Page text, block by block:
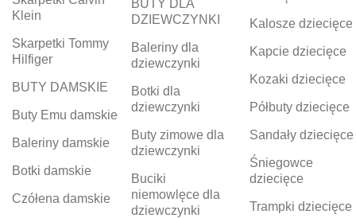
Klein
Skarpetki Tommy
Hilfiger
BUTY DAMSKIE
Buty Emu damskie
Baleriny damskie
Botki damskie
Czółena damskie
BUTY DLA
DZIEWCZYNKI
Baleriny dla
dziewczynki
Botki dla
dziewczynki
Buty zimowe dla
dziewczynki
Buciki
niemowlęce dla
dziewczynki
Kalosze dziecięce
Kapcie dziecięce
Kozaki dziecięce
Półbuty dziecięce
Sandały dziecięce
Śniegowce
dziecięce
Trampki dziecięce